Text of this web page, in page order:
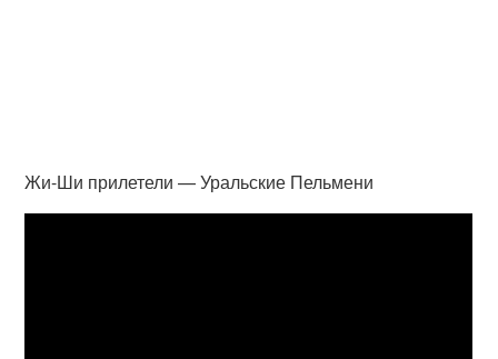
Жи-Ши прилетели — Уральские Пельмени